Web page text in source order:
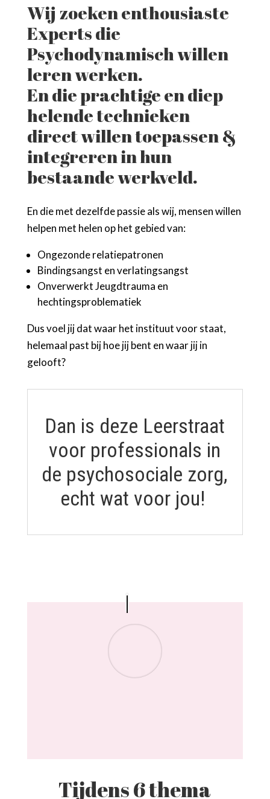
Wij zoeken enthousiaste
Experts die
Psychodynamisch willen
leren werken.
En die prachtige en diep
helende technieken
direct willen toepassen &
integreren in hun
bestaande werkveld.
En die met dezelfde passie als wij, mensen willen
helpen met helen op het gebied van:
Ongezonde relatiepatronen
Bindingsangst en verlatingsangst
Onverwerkt Jeugdtrauma en
hechtingsproblematiek
Dus voel jij dat waar het instituut voor staat,
helemaal past bij hoe jij bent en waar jij in
gelooft?
Dan is deze Leerstraat
voor professionals in
de psychosociale zorg,
echt wat voor jou!
Tijdens 6 thema